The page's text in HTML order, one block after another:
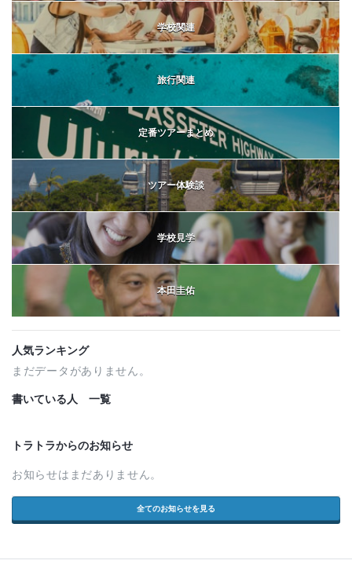
学校関連
旅行関連
定番ツアーまとめ
ツアー体験談
学校見学
本田圭佑
人気ランキング
まだデータがありません。
書いている人 一覧
トラトラからのお知らせ
お知らせはまだありません。
全てのお知らせを見る